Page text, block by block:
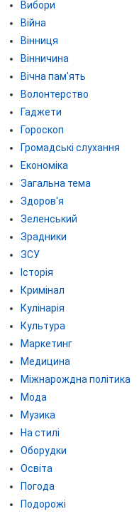
Вибори
Війна
Вінниця
Вінничина
Вічна пам'ять
Волонтерство
Гаджети
Гороскоп
Громадські слухання
Економіка
Загальна тема
Здоров'я
Зеленський
Зрадники
ЗСУ
Історія
Кримінал
Кулінарія
Культура
Маркетинг
Медицина
Міжнарождна політика
Мода
Музика
На стилі
Оборудки
Освіта
Погода
Подорожі